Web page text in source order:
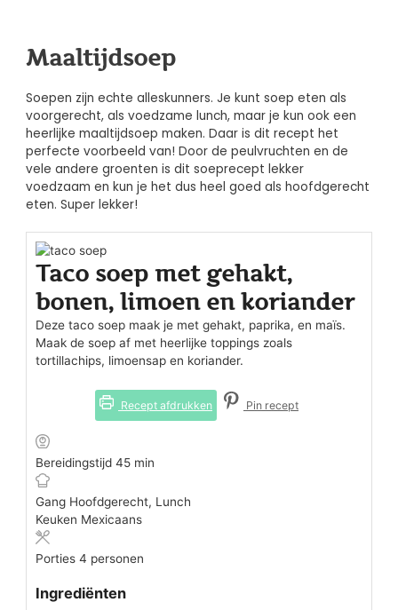
Maaltijdsoep
Soepen zijn echte alleskunners. Je kunt soep eten als
voorgerecht, als voedzame lunch, maar je kun ook een
heerlijke maaltijdsoep maken. Daar is dit recept het
perfecte voorbeeld van! Door de peulvruchten en de
vele andere groenten is dit soeprecept lekker
voedzaam en kun je het dus heel goed als hoofdgerecht
eten. Super lekker!
Taco soep met gehakt,
bonen, limoen en koriander
Deze taco soep maak je met gehakt, paprika, en maïs.
Maak de soep af met heerlijke toppings zoals
tortillachips, limoensap en koriander.
Recept afdrukken Pin recept
Bereidingstijd45minuten
min
Gang Hoofdgerecht, Lunch
Keuken Mexicaans
Porties4 personen
Ingrediënten